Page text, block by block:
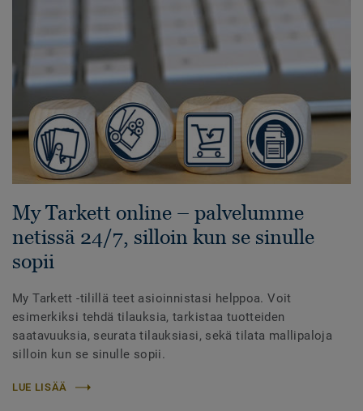
My Tarkett online – palvelumme
netissä 24/7, silloin kun se sinulle
sopii
My Tarkett -tilillä teet asioinnistasi helppoa. Voit
esimerkiksi tehdä tilauksia, tarkistaa tuotteiden
saatavuuksia, seurata tilauksiasi, sekä tilata mallipaloja
silloin kun se sinulle sopii.
LUE LISÄÄ